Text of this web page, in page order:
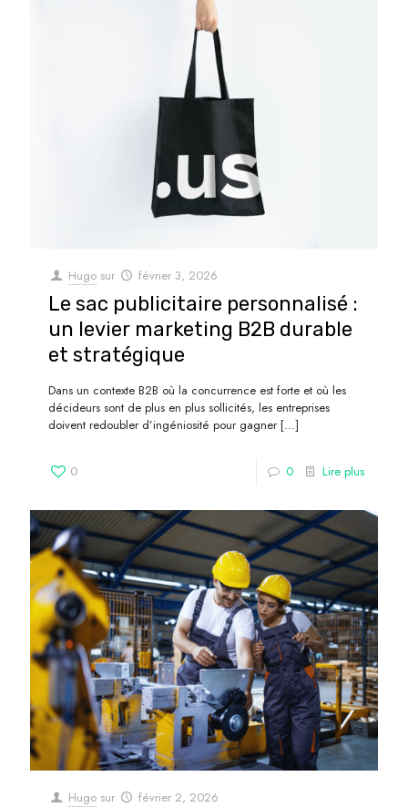
Hugo sur février 3, 2026
Le sac publicitaire personnalisé :
un levier marketing B2B durable
et stratégique
Dans un contexte B2B où la concurrence est forte et où les
décideurs sont de plus en plus sollicités, les entreprises
doivent redoubler d’ingéniosité pour gagner […]
0 0 Lire plus
Hugo sur février 2, 2026